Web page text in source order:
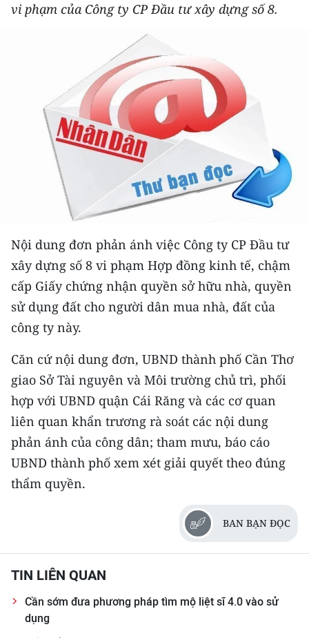
THỂ THAO
KHOA HỌC - CÔNG NGHỆ
MÔI TRƯỜNG
BẠN ĐỌC
KIỂM CHỨNG THÔNG TIN
TRI THỨC CHUYÊN SÂU
54 DÂN TỘC VIỆT NAM
CHƯƠNG TRÌNH OCOP - MỖI XÃ
MỘT SẢN PHẨM
RADIO
MEDIA CENTER
E-Magazine
Video
Media Xã hội
Media Pháp luật
vi phạm của Công ty CP Đầu tư xây dựng số 8.
Nội dung đơn phản ánh việc Công ty CP Đầu tư
xây dựng số 8 vi phạm Hợp đồng kinh tế, chậm
cấp Giấy chứng nhận quyền sở hữu nhà, quyền
sử dụng đất cho người dân mua nhà, đất của
công ty này.
Căn cứ nội dung đơn, UBND thành phố Cần Thơ
giao Sở Tài nguyên và Môi trường chủ trì, phối
hợp với UBND quận Cái Răng và các cơ quan
liên quan khẩn trương rà soát các nội dung
phản ánh của công dân; tham mưu, báo cáo
UBND thành phố xem xét giải quyết theo đúng
thẩm quyền.
BAN BẠN ĐỌC
TIN LIÊN QUAN
Cần sớm đưa phương pháp tìm mộ liệt sĩ 4.0 vào sử
dụng